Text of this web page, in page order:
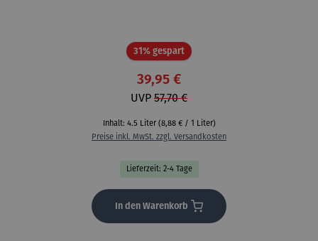
31% gespartRabatt
39,95 €
UVP 57,70 €
Inhalt: 4.5 Liter (8,88 € / 1 Liter)
Preise inkl. MwSt. zzgl. Versandkosten
Lieferzeit: 2-4 Tage
In den Warenkorb